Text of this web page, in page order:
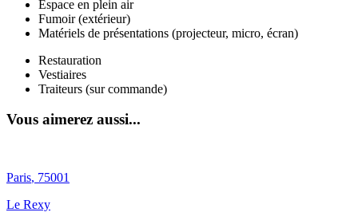
Espace en plein air
Fumoir (extérieur)
Matériels de présentations (projecteur, micro, écran)
Restauration
Vestiaires
Traiteurs (sur commande)
Vous aimerez aussi...
Paris, 75001
Le Rexy